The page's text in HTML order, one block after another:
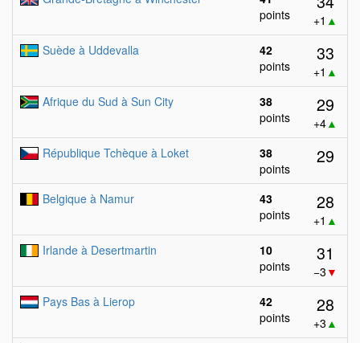
points
+1 ▲
Suède à Uddevalla
42
points
33
+1 ▲
Afrique du Sud à Sun City
38
points
29
+4▲
République Tchèque à Loket
38
points
29
Belgique à Namur
43
points
28
+1 ▲
Irlande à Desertmartin
10
points
31
−3 ▼
Pays Bas à Lierop
42
points
28
+3 ▲